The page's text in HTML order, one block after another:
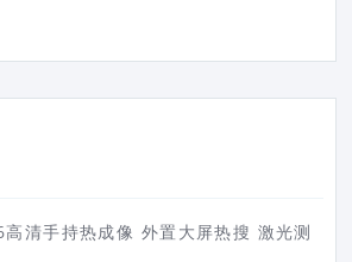
清手持热成像 外置大屏热搜 激光测